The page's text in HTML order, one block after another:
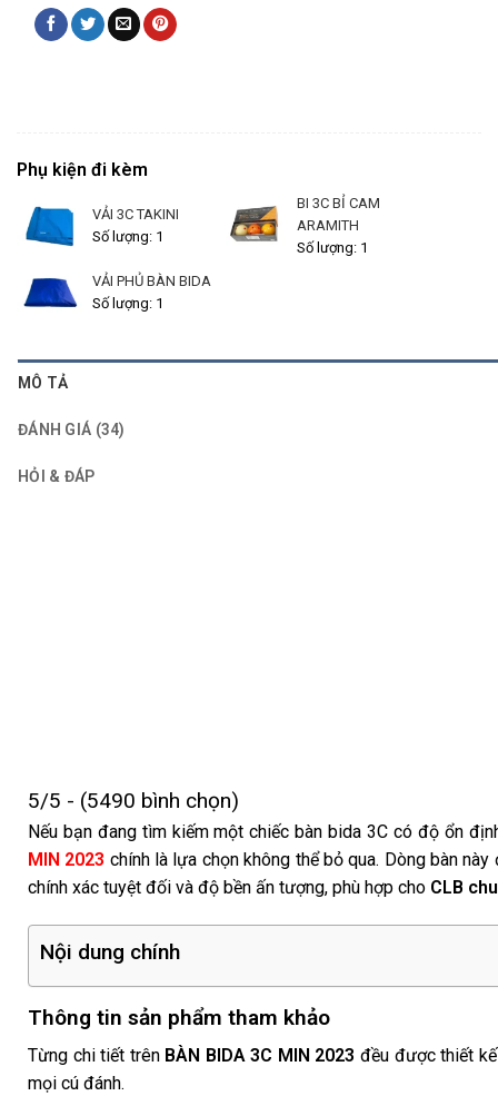
Phụ kiện đi kèm
VẢI 3C TAKINI
Số lượng: 1
BI 3C BỈ CAM
ARAMITH
Số lượng: 1
VẢI PHỦ BÀN BIDA
Số lượng: 1
MÔ TẢ
ĐÁNH GIÁ (34)
HỎI & ĐÁP
5/5 - (5490 bình chọn)
Nếu bạn đang tìm kiếm một chiếc bàn bida 3C có độ ổn
MIN 2023 chính là lựa chọn không thể bỏ qua. Dòng bàn
chính xác tuyệt đối và độ bền ấn tượng, phù hợp cho CLB
Nội dung chính
Thông tin sản phẩm tham khảo
Từng chi tiết trên BÀN BIDA 3C MIN 2023 đều được thiết
mọi cú đánh.